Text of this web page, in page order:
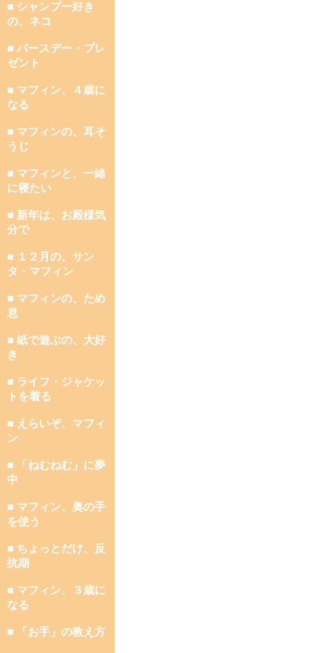
■ シャンプー好き
の、ネコ
■ バースデー・プレ
ゼント
■ マフィン、４歳に
なる
■ マフィンの、耳そ
うじ
■ マフィンと、一緒
に寝たい
■ 新年は、お殿様気
分で
■ １２月の、サン
タ・マフィン
■ マフィンの、ため
息
■ 紙で遊ぶの、大好
き
■ ライフ・ジャケッ
トを着る
■ えらいぞ、マフィ
ン
■ 「ねむねむ」に夢
中
■ マフィン、奥の手
を使う
■ ちょっとだけ、反
抗期
■ マフィン、３歳に
なる
■ 「お手」の教え方